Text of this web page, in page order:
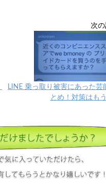
次
LINE 乗っ取り被害にあった芸
とめ！対策はも